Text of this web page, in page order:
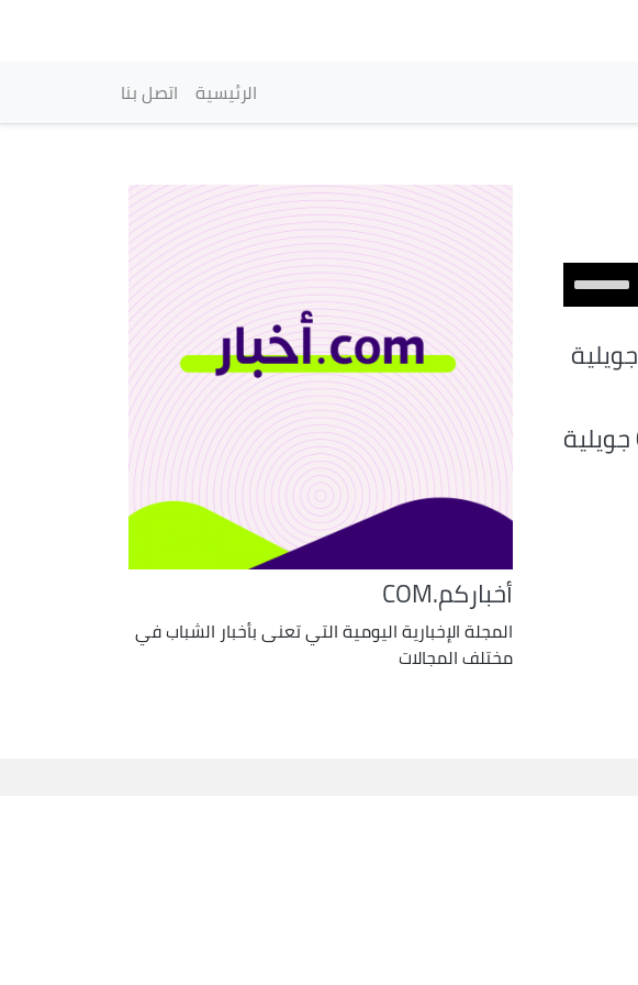
principale
الرئيسية اتصل بنا
Up/Down
keys
or
decrease
أخباركم.COM ليوم السبت 04 جويلية
أخباركم.COM ليوم الأربعاء 01 جويلية
أخباركم.COM
المجلة الإخبارية اليومية التي تعنى بأخبار الشباب في
مختلف المجالات